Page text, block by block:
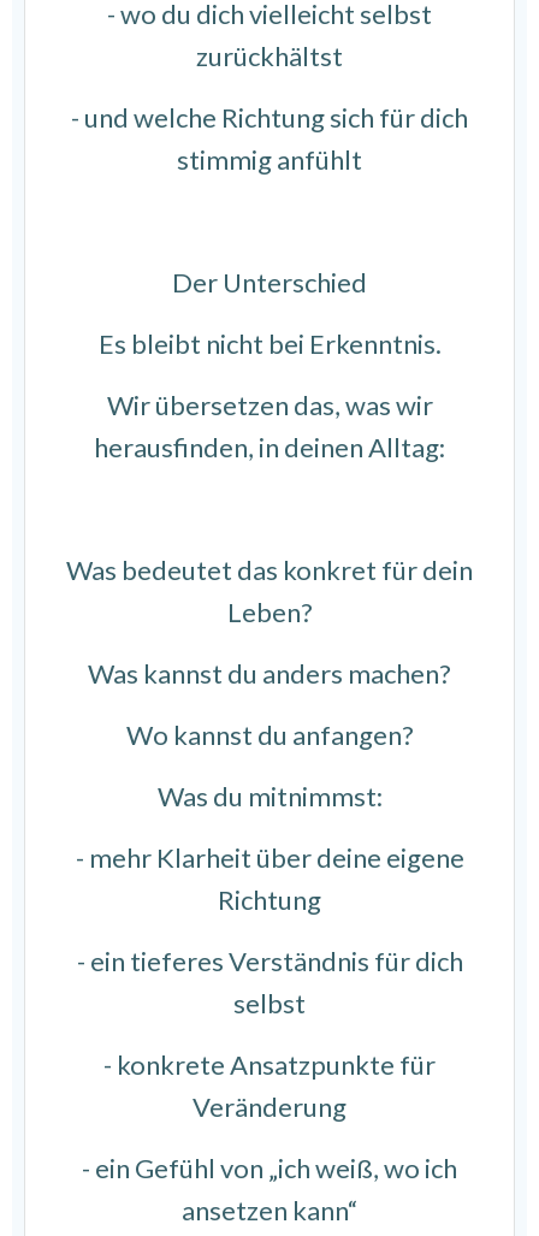
- wo du dich vielleicht selbst
zurückhältst
- und welche Richtung sich für dich
stimmig anfühlt
Der Unterschied
Es bleibt nicht bei Erkenntnis.
Wir übersetzen das, was wir
herausfinden, in deinen Alltag:
Was bedeutet das konkret für dein
Leben?
Was kannst du anders machen?
Wo kannst du anfangen?
Was du mitnimmst:
- mehr Klarheit über deine eigene
Richtung
- ein tieferes Verständnis für dich
selbst
- konkrete Ansatzpunkte für
Veränderung
- ein Gefühl von „ich weiß, wo ich
ansetzen kann“